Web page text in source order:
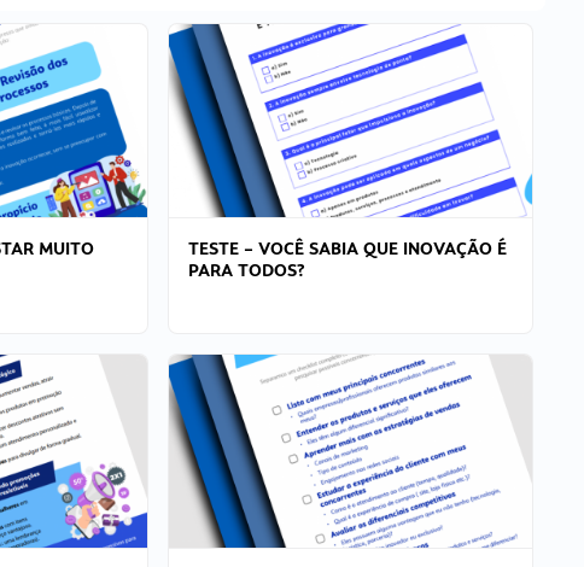
MUITO
TESTE – VOCÊ SABIA QUE INOVAÇÃO É
PARA TODOS?